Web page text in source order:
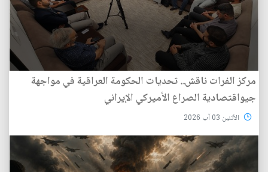
مركز الفرات ناقش.. تحديات الحكومة العراقية في مواجهة
جيواقتصادية الصراع الأميركي الإيراني
الأثنين 03 آب 2026